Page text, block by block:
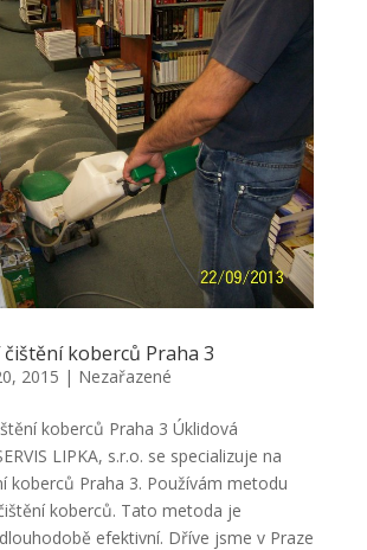
koberců Praha 3
2015 | Nezařazené
koberců Praha 3 Úklidová
LIPKA, s.r.o. se specializuje na
koberců Praha 3. Používám metodu
koberců. Tato metoda je
efektivní. Dříve jsme v Praze